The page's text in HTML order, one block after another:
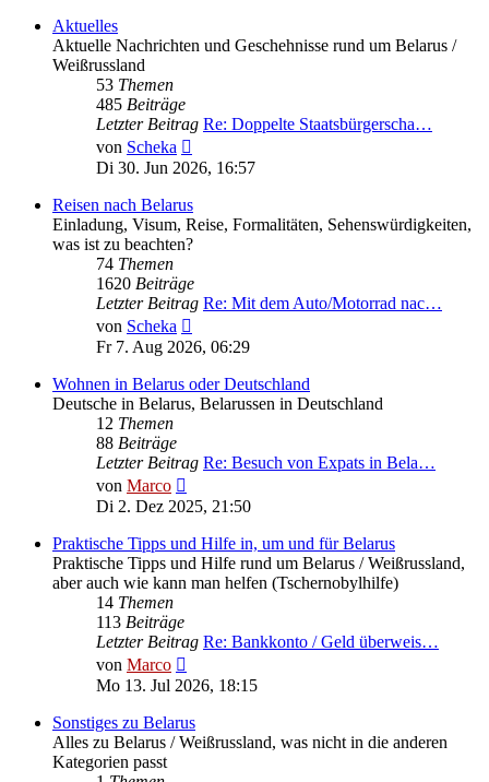
Aktuelles
Aktuelle Nachrichten und Geschehnisse rund um Belarus /
Weißrussland
53 Themen
485 Beiträge
Letzter Beitrag Re: Doppelte Staatsbürgerscha…
von Scheka
Beitrag
Di 30. Jun 2026, 16:57
Reisen nach Belarus
Einladung, Visum, Reise, Formalitäten, Sehenswürdigkeiten,
was ist zu beachten?
74 Themen
1620 Beiträge
Letzter Beitrag Re: Mit dem Auto/Motorrad nac…
von Scheka
Beitrag
Fr 7. Aug 2026, 06:29
Wohnen in Belarus oder Deutschland
Deutsche in Belarus, Belarussen in Deutschland
12 Themen
88 Beiträge
Letzter Beitrag Re: Besuch von Expats in Bela…
von Marco
Beitrag
Di 2. Dez 2025, 21:50
Praktische Tipps und Hilfe in, um und für Belarus
Praktische Tipps und Hilfe rund um Belarus / Weißrussland,
aber auch wie kann man helfen (Tschernobylhilfe)
14 Themen
113 Beiträge
Letzter Beitrag Re: Bankkonto / Geld überweis…
von Marco
Beitrag
Mo 13. Jul 2026, 18:15
Sonstiges zu Belarus
Alles zu Belarus / Weißrussland, was nicht in die anderen
Kategorien passt